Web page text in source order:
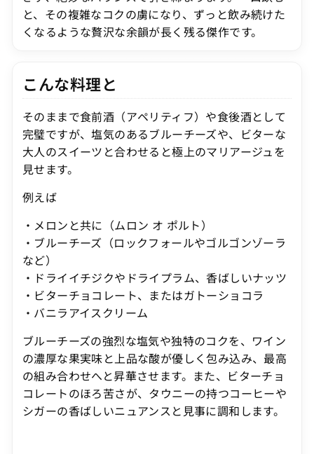
と、その複雑なコクの虜になり、ずっと飲み続けた
くなるような贅沢な余韻が長く残る傑作です。
こんな料理と
そのままで食前酒（アペリティフ）や食後酒として
完璧ですが、塩気のあるブルーチーズや、ビターな
大人のスイーツと合わせると極上のマリアージュを
見せます。
例えば
・メロンと共に（ムロン オ ポルト）
・ブルーチーズ（ロックフォールやゴルゴンゾーラ
など）
・ドライイチジクやドライプラム、香ばしいナッツ
・ビターチョコレート、またはガトーショコラ
・バニラアイスクリーム
ブルーチーズの強烈な塩気や独特のコクを、ワイン
の濃厚な果実味と上品な酸が優しく包み込み、最高
の組み合わせへと昇華させます。また、ビターチョ
コレートのほろ苦さが、タウニーの持つコーヒーや
シガーの香ばしいニュアンスと見事に調和します。